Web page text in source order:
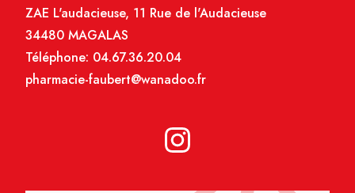
ZAE L'audacieuse, 11 Rue de l'Audacieuse
34480 MAGALAS
Téléphone: 04.67.36.20.04
pharmacie-faubert@wanadoo.fr